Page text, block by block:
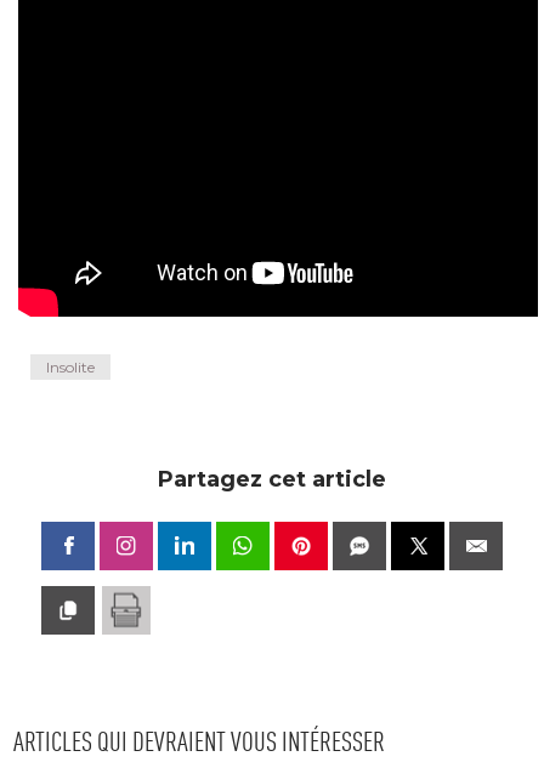
Insolite
Partagez cet article
ARTICLES QUI DEVRAIENT VOUS INTÉRESSER